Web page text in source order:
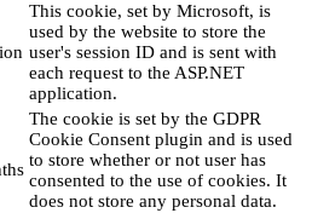
This cookie, set by Microsoft, is
used by the website to store the
user's session ID and is sent with
each request to the ASP.NET
application.
The cookie is set by the GDPR
Cookie Consent plugin and is used
to store whether or not user has
consented to the use of cookies. It
does not store any personal data.